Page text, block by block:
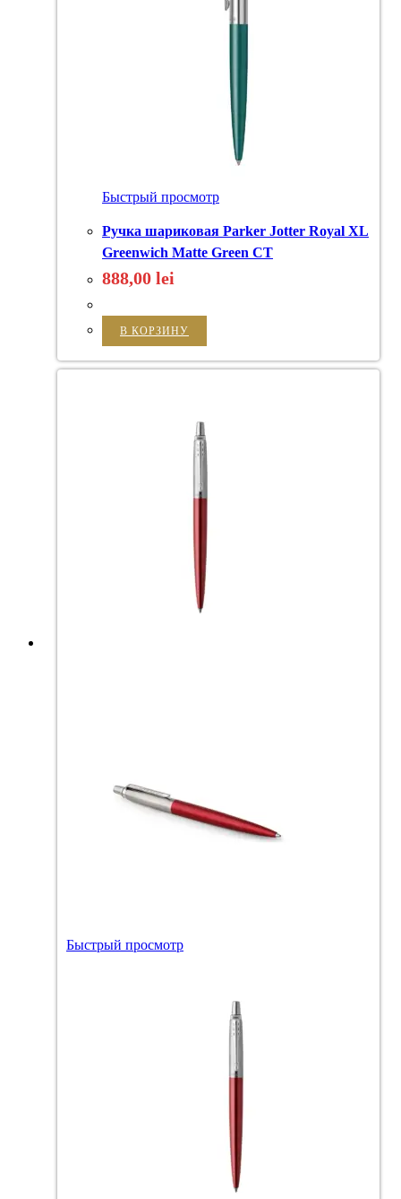
Быстрый просмотр
Ручка шариковая Parker Jotter Royal XL
Greenwich Matte Green CT
888,00 lei
В КОРЗИНУ
Быстрый просмотр